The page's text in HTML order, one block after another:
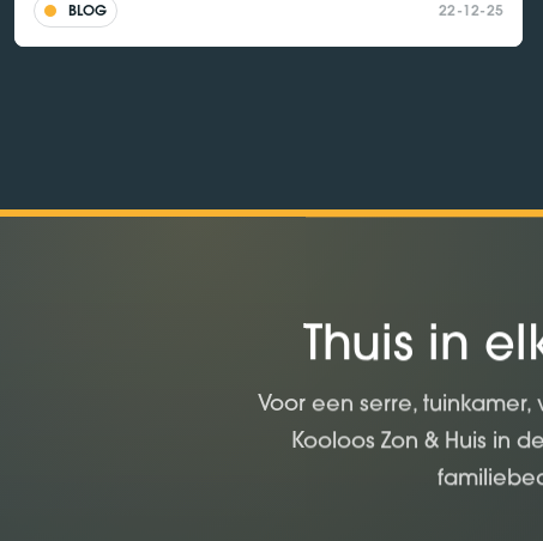
BLOG 22-12-25
Thuis in
Voor een serre,
Kooloos Zon & Huis in